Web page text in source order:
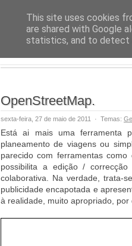
OpenStreetMap.
sexta-feira, 27 de maio de 2011 · Temas:
Está ai mais uma ferramenta
planeamento de viagens ou
parecido com ferramentas
possibilita a edição /
colaborativa. Na verdade, trata-
publicidade encapotada e
à realidade, muito apropriado, por
This site uses cookies
are shared with Google
statistics, and to detect